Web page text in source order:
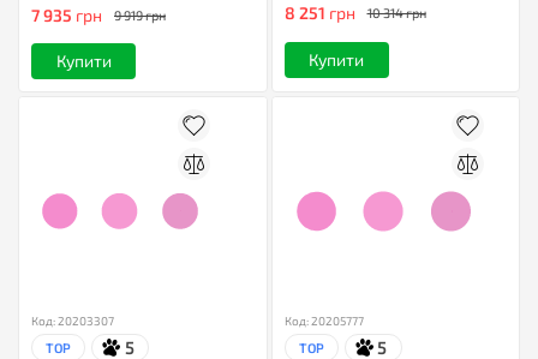
7 935 грн 9 919 грн
Купити
8 251 грн 10 314 грн
Купити
Код: 20203307
TOP 5
Код: 20205777
TOP 5